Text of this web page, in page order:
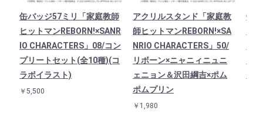
缶バッジ57ミリ「家庭教師
ヒットマンREBORN!×SANR
IO CHARACTERS」08/コン
プリートセット(全10種)(コ
ラボイラスト)
￥5,500
アクリルスタンド「家庭教
師ヒットマンREBORN!×SA
NRIO CHARACTERS」50/
リボーン×ニャニィニュニ
ェニョン＆沢田綱吉×ポム
ポムプリン
￥1,980
缶